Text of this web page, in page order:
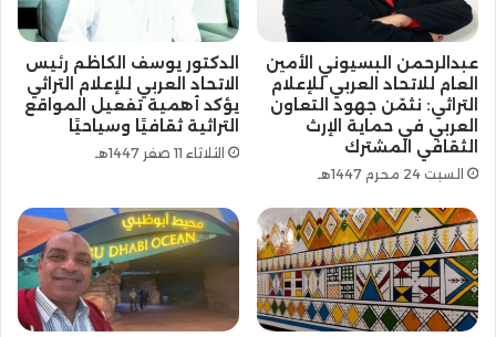
عبدالرحمن البسيوني الأمين
العام للاتحاد العربي للإعلام
التراثي: نثمّن جهود التعاون
العربي في حماية الإرث
الثقافي المشترك
السبت 24 محرم 1447هـ
الدكتور يوسف الكاظم رئيس
الاتحاد العربي للإعلام التراثي
يؤكد أهمية تفعيل المواقع
التراثية ثقافيًا وسياحيًا
الثلاثاء 11 صفر 1447هـ